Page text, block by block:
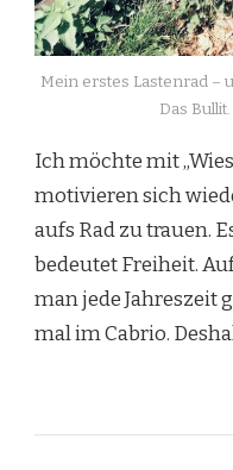
Mein erstes Lastenrad –
Das
Ich möchte mit
motivieren sich
aufs Rad zu trauen.
bedeutet Freiheit.
man jede Jahreszeit
mal im Cabrio.